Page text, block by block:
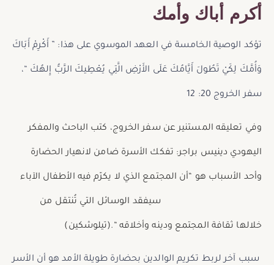
أكرم أباك وأمك
تؤكد الوصية الخامسة في العهد الموسوي على هذا: ” أَكْرِمْ أَبَاكَ
وَأُمَّكَ لِكَيْ تَطُولَ أَيَّامُكَ عَلَى الأَرْضِ الَّتِي يُعْطِيكَ الرَّبُّ إِلهُكَ “،
سفر الخروج 20: 12
وفي تعليقه المستنير عن سفر الخروج، كتب الباحث والمفكر
اليهودي دينيس براجر: تفكك الأسرة ضامن لانهيار الحضارة
وأحدالأسباب هو “أن المجتمع الذي لا يكرّم فيه الأطفال الآباء
سيفقد الوسائل التي تُنتقل من
خلالها ثقافة المجتمع ودينه وأخلاقه “.(تيلوشكين)
سبب آخر لربط تكريم الوالدين بحضارة طويلة الأمد هو أن الأسر